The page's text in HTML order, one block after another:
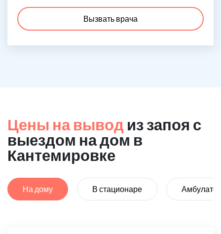
Вызвать врача
Цены на вывод из запоя с
выездом на дом в
Кантемировке
На дому В стационаре